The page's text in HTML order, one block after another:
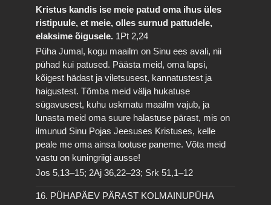
Kristus kandis ise meie patud oma ihus üles
ristipuule, et meie, olles surnud pattudele,
elaksime õigusele. 1Pt 2,24
Püha Jumal, kogu maailm on Sinu ees avali, nii
pühad kui patused. Päästa meid, oma lapsi,
kõigest hädast ja viletsusest, kannatustest ja
haigustest. Tõmba meid välja hukatuse
sügavusest, kuhu uskmatu maailm vajub, ja
lunasta meid oma suure halastuse pärast, mis on
ilmunud Sinu Pojas Jeesuses Kristuses, kelle
peale me oma ainsa lootuse paneme. Võta meid
vastu on kuningriigi ausse!
Jos 5,13–15; 2Aj 36,22–23; Srk 51,1–12
16. PÜHAPÄEV PÄRAST KOLMAINUPÜHA